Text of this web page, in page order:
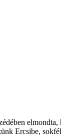
Ercsibe,